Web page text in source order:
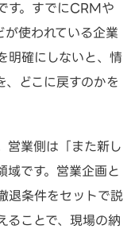
す。すでにCRMや
が使われている企業
明確にしないと、情
、どこに戻すのかを
営業側は「また新し
域です。営業企画と
退条件をセットで説
ることで、現場の納